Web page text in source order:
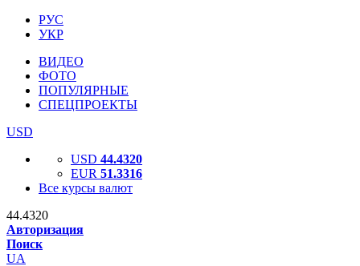
РУС
УКР
ВИДЕО
ФОТО
ПОПУЛЯРНЫЕ
СПЕЦПРОЕКТЫ
USD
USD 44.4320
EUR 51.3316
Все курсы валют
44.4320
Авторизация
Поиск
UA